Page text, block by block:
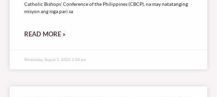
Catholic Bishops’ Conference of the Philippines (CBCP), na may natatanging
misyon ang mga pari sa
READ MORE »
Wednesday, August 5, 2026 2:58 pm